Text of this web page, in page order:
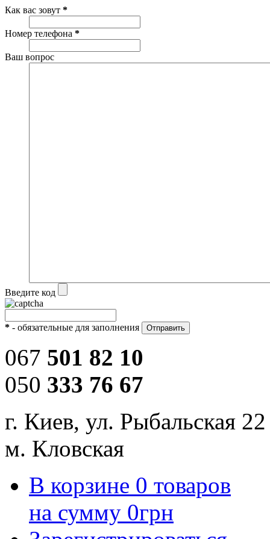
Как вас зовут *
Номер телефона *
Ваш вопрос
Введите код
* - обязательные для заполнения
067 501 82 10
050 333 76 67
г. Киев, ул. Рыбальская 22
м. Кловская
В корзине 0 товаров
на сумму 0грн